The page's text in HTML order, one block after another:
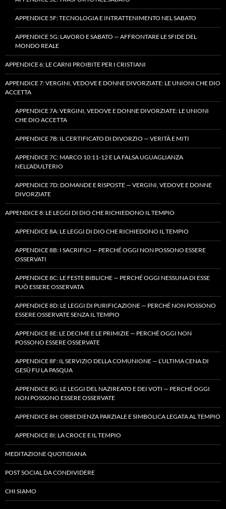
APPENDICE 5F: TECNOLOGIA E INTRATTENIMENTO NEL SABATO
APPENDICE 5G: LAVORO E SABATO — AFFRONTARE LE SFIDE DEL
MONDO REALE
APPENDICE 6: LE CARNI PROIBITE PER I CRISTIANI
APPENDICE 7: VERGINI, VEDOVE E DONNE DIVORZIATE: LE UNIONI CHE DIO
ACCETTA
APPENDICE 7A: VERGINI, VEDOVE E DONNE DIVORZIATE: LE UNIONI
CHE DIO ACCETTA
APPENDICE 7B: IL CERTIFICATO DI DIVORZIO — VERITÀ E MITI
APPENDICE 7C: MARCO 10:11-12 E LA FALSA UGUAGLIANZA
NELL’ADULTERIO
APPENDICE 7D: DOMANDE E RISPOSTE — VERGINI, VEDOVE E DONNE
DIVORZIATE
APPENDICE 8: LE LEGGI DI DIO CHE RICHIEDONO IL TEMPIO
APPENDICE 8A: LE LEGGI DI DIO CHE RICHIEDONO IL TEMPIO
APPENDICE 8B: I SACRIFICI — PERCHÉ OGGI NON POSSONO ESSERE
OSSERVATI
APPENDICE 8C: LE FESTE BIBLICHE — PERCHÉ OGGI NESSUNA DI ESSE
PUÒ ESSERE OSSERVATA
APPENDICE 8D: LE LEGGI DI PURIFICAZIONE — PERCHÉ NON POSSONO
ESSERE OSSERVATE SENZA IL TEMPIO
APPENDICE 8E: LE DECIME E LE PRIMIZIE — PERCHÉ OGGI NON
POSSONO ESSERE OSSERVATE
APPENDICE 8F: IL SERVIZIO DELLA COMUNIONE — L’ULTIMA CENA DI
GESÙ FU LA PASQUA
APPENDICE 8G: LE LEGGI DEL NAZIREATO E DEI VOTI — PERCHÉ OGGI
NON POSSONO ESSERE OSSERVATE
APPENDICE 8H: OBBEDIENZA PARZIALE E SIMBOLICA LEGATA AL TEMPIO
APPENDICE 8I: LA CROCE E IL TEMPIO
MEDITAZIONE QUOTIDIANA
POST SOCIAL DA CONDIVIDERE
CHI SIAMO